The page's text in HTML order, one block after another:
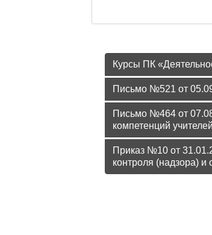
Курсы ПК
Письмо №521 от
Письмо №464 от
компетенций
Приказ №10 от
контроля (надзора)